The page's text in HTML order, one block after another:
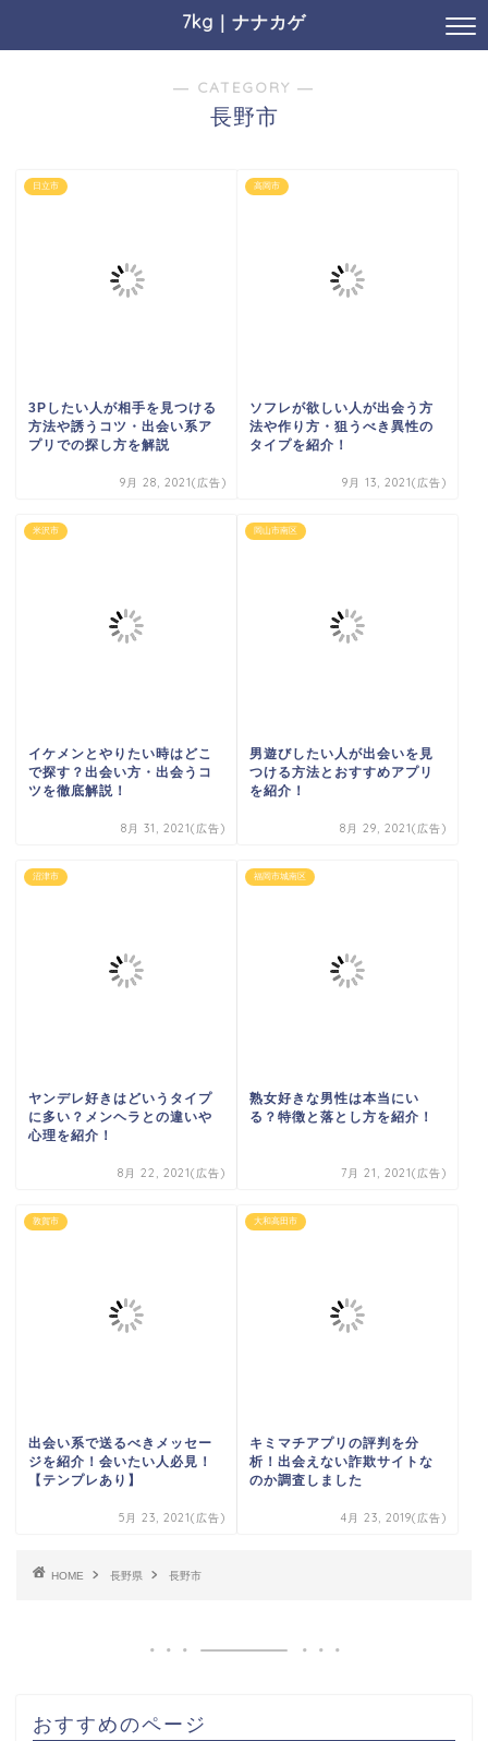
7kg｜ナナカゲ
― CATEGORY ―
長野市
日立市
3Pしたい人が相手を見つける
方法や誘うコツ・出会い系ア
プリでの探し方を解説
9月 28, 2021(広告)
高岡市
ソフレが欲しい人が出会う方
法や作り方・狙うべき異性の
タイプを紹介！
9月 13, 2021(広告)
米沢市
イケメンとやりたい時はどこ
で探す？出会い方・出会うコ
ツを徹底解説！
8月 31, 2021(広告)
岡山市南区
男遊びしたい人が出会いを見
つける方法とおすすめアプリ
を紹介！
8月 29, 2021(広告)
沼津市
ヤンデレ好きはどいうタイプ
に多い？メンヘラとの違いや
心理を紹介！
8月 22, 2021(広告)
福岡市城南区
熟女好きな男性は本当にい
る？特徴と落とし方を紹介！
7月 21, 2021(広告)
敦賀市
出会い系で送るべきメッセー
ジを紹介！会いたい人必見！
【テンプレあり】
5月 23, 2021(広告)
大和高田市
キミマチアプリの評判を分
析！出会えない詐欺サイトな
のか調査しました
4月 23, 2019(広告)
HOME 長野県 長野市
おすすめのページ